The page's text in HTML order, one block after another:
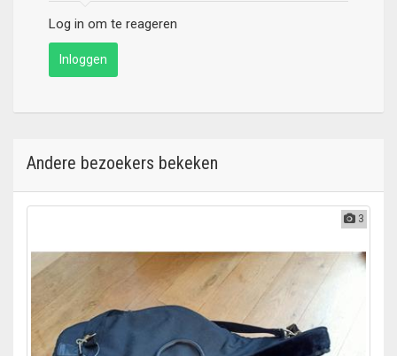
Log in om te reageren
Inloggen
Andere bezoekers bekeken
3